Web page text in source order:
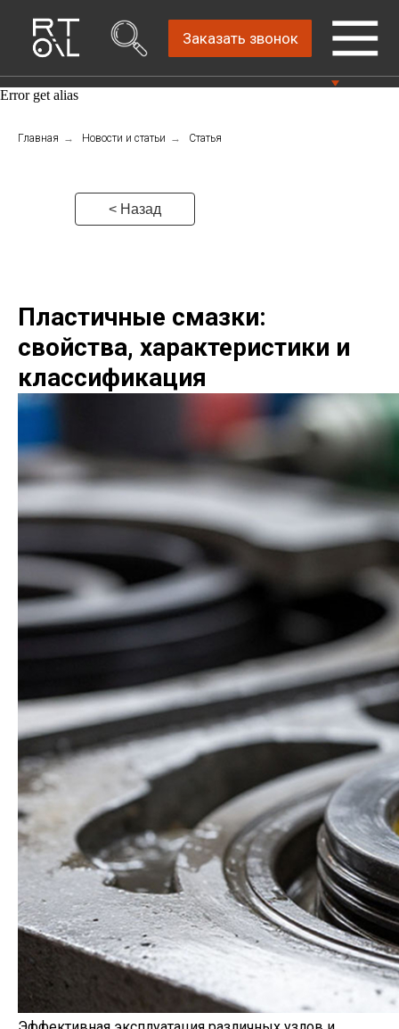
автомобильных масел
Консультации Пн-Пт: 9.00-18.00
Заказать звонок
Error get alias
Главная → Новости и статьи → Статья
< Назад
Пластичные смазки:
свойства, характеристики и
классификация